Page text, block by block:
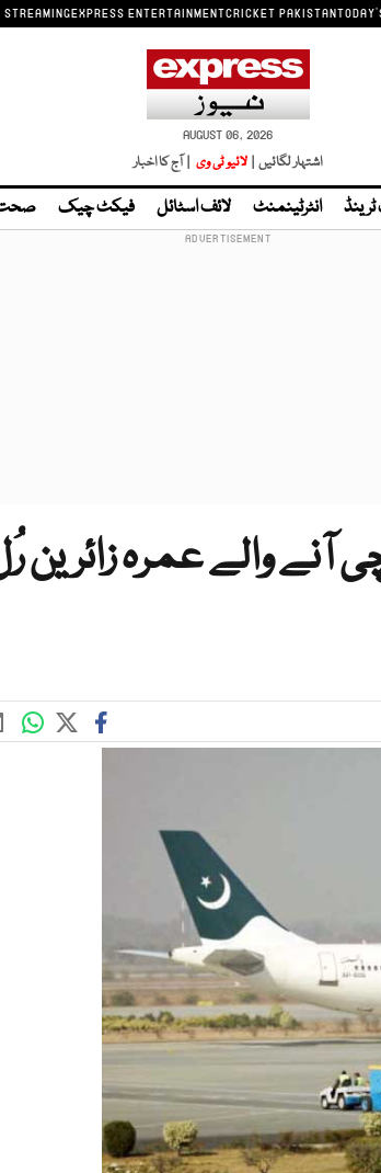
EXPRESS ENTERTAINMENTCRICKET PAKISTAN
AUGUST 06, 2026
اشتہار لگائیں | لائیو ٹی وی | آج کا اخبار
انٹرٹینمنٹ لائف اسٹائل فیکٹ چیک
والے عمرہ زائرین